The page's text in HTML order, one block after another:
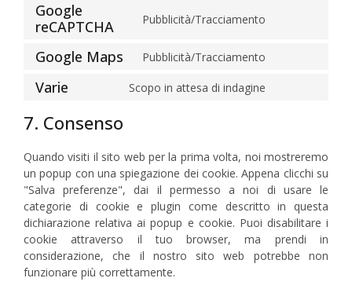
Google
reCAPTCHA
Pubblicità/Tracciamento
Google Maps Pubblicità/Tracciamento
Varie Scopo in attesa di indagine
7. Consenso
Quando visiti il sito web per la prima volta, noi mostreremo
un popup con una spiegazione dei cookie. Appena clicchi su
"Salva preferenze", dai il permesso a noi di usare le
categorie di cookie e plugin come descritto in questa
dichiarazione relativa ai popup e cookie. Puoi disabilitare i
cookie attraverso il tuo browser, ma prendi in
considerazione, che il nostro sito web potrebbe non
funzionare più correttamente.